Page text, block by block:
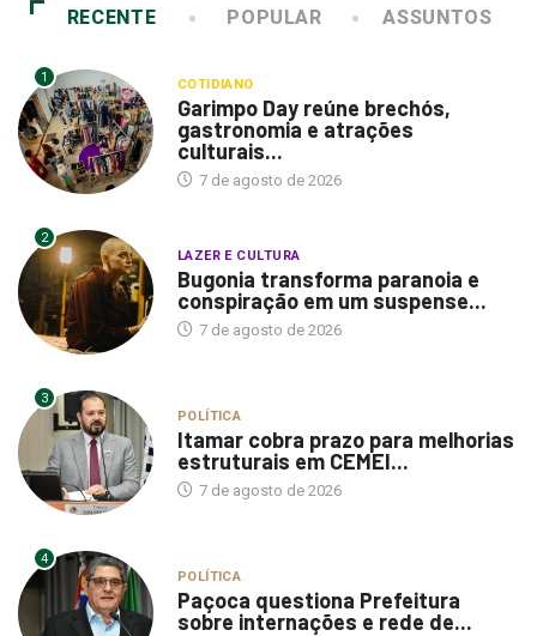
RECENTE POPULAR ASSUNTOS
1 COTIDIANO
Garimpo Day reúne brechós,
gastronomia e atrações
culturais...
7 de agosto de 2026
2
LAZER E CULTURA
Bugonia transforma paranoia e
conspiração em um suspense...
7 de agosto de 2026
3
POLÍTICA
Itamar cobra prazo para melhorias
estruturais em CEMEI...
7 de agosto de 2026
4
POLÍTICA
Paçoca questiona Prefeitura
sobre internações e rede de...